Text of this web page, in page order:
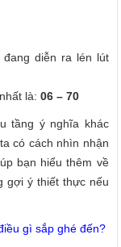
diễn ra lén lút
là:06 – 70
tầng ý nghĩa khác
có cách nhìn nhận
bạn hiểu thêm về
gợi ý thiết thực nếu
gì sắp ghé đến?